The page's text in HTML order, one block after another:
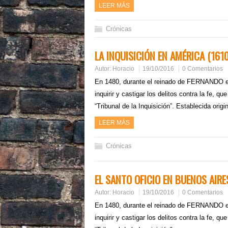
LEER MÁS
Crónicas
LA INQUISICIÓN EN AMÉRICA
Autor: Horacio 19/10/2016 0 Comentarios
En 1480, durante el reinado de
inquirir y castigar los delitos contra la fe,
“Tribunal de la Inquisición”. Establecida
LEER MÁS
Crónicas
EL SANTO OFICIO EN BUENOS
Autor: Horacio 19/10/2016 0 Comentarios
En 1480, durante el reinado de
inquirir y castigar los delitos contra la fe,